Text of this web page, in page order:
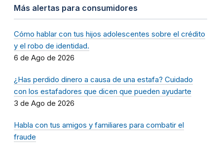
Más alertas para consumidores
Cómo hablar con tus hijos adolescentes sobre el crédito
y el robo de identidad.
6 de Ago de 2026
¿Has perdido dinero a causa de una estafa? Cuidado
con los estafadores que dicen que pueden ayudarte
3 de Ago de 2026
Habla con tus amigos y familiares para combatir el
fraude